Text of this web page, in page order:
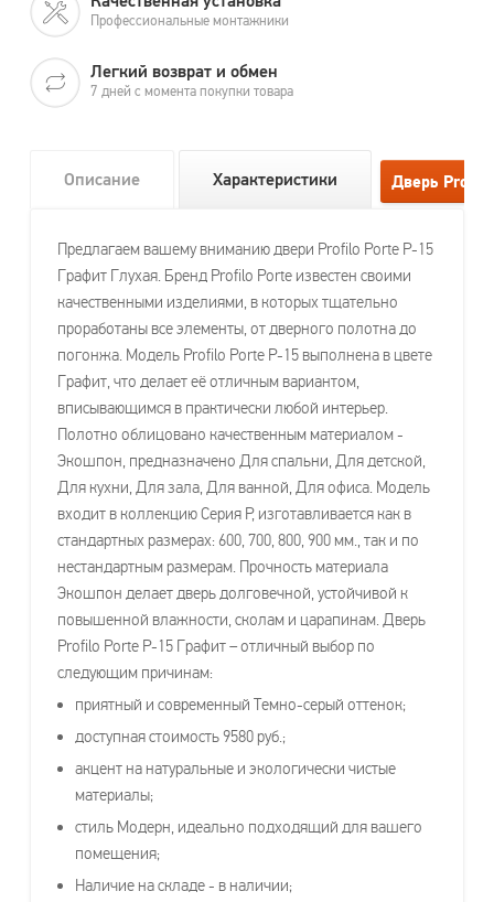
Профессиональные монтажники
Легкий возврат и обмен
7 дней с момента покупки товара
Описание Характеристики
Предлагаем вашему вниманию двери Profilo Porte P-15
Графит Глухая. Бренд Profilo Porte известен своими
качественными изделиями, в которых тщательно
проработаны все элементы, от дверного полотна до
погонжа. Модель Profilo Porte P-15 выполнена в цвете
Графит, что делает её отличным вариантом,
вписывающимся в практически любой интерьер.
Полотно облицовано качественным материалом -
Экошпон, предназначено Для спальни, Для детской,
Для кухни, Для зала, Для ванной, Для офиса. Модель
входит в коллекцию Серия P, изготавливается как в
стандартных размерах: 600, 700, 800, 900 мм., так и по
нестандартным размерам. Прочность материала
Экошпон делает дверь долговечной, устойчивой к
повышенной влажности, сколам и царапинам. Дверь
Profilo Porte P-15 Графит – отличный выбор по
следующим причинам:
приятный и современный Темно-серый оттенок;
доступная стоимость 9580 руб.;
акцент на натуральные и экологически чистые
материалы;
стиль Модерн, идеально подходящий для вашего
помещения;
Наличие на складе - в наличии;